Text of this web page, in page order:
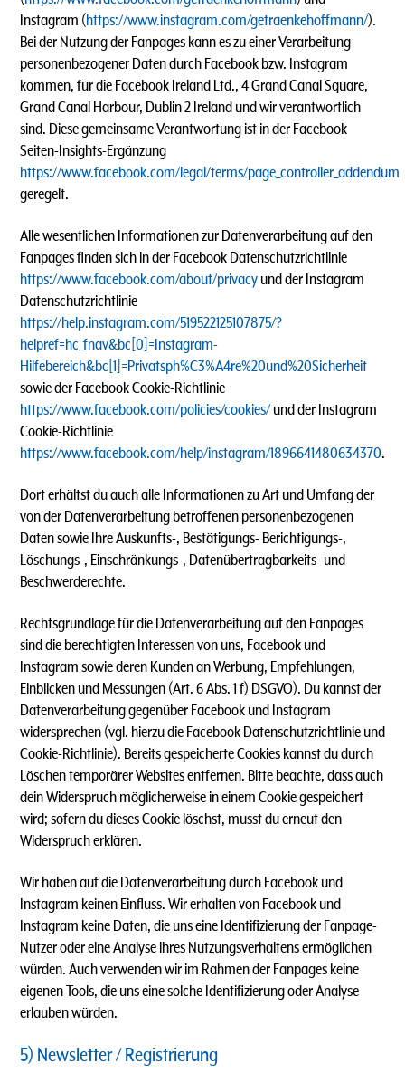
Instagram (https://www.instagram.com/getraenkehoffmann/).
Bei der Nutzung der Fanpages kann es zu einer Verarbeitung
personenbezogener Daten durch Facebook bzw. Instagram
kommen, für die Facebook Ireland Ltd., 4 Grand Canal Square,
Grand Canal Harbour, Dublin 2 Ireland und wir verantwortlich
sind. Diese gemeinsame Verantwortung ist in der Facebook
Seiten-Insights-Ergänzung
https://www.facebook.com/legal/terms/page_controller_addendum
geregelt.
Alle wesentlichen Informationen zur Datenverarbeitung auf den
Fanpages finden sich in der Facebook Datenschutzrichtlinie
https://www.facebook.com/about/privacy und der Instagram
Datenschutzrichtlinie
https://help.instagram.com/519522125107875/?
helpref=hc_fnav&bc[0]=Instagram-
Hilfebereich&bc[1]=Privatsph%C3%A4re%20und%20Sicherheit
sowie der Facebook Cookie-Richtlinie
https://www.facebook.com/policies/cookies/ und der Instagram
Cookie-Richtlinie
https://www.facebook.com/help/instagram/1896641480634370.
Dort erhältst du auch alle Informationen zu Art und Umfang der
von der Datenverarbeitung betroffenen personenbezogenen
Daten sowie Ihre Auskunfts-, Bestätigungs- Berichtigungs-,
Löschungs-, Einschränkungs-, Datenübertragbarkeits- und
Beschwerderechte.
Rechtsgrundlage für die Datenverarbeitung auf den Fanpages
sind die berechtigten Interessen von uns, Facebook und
Instagram sowie deren Kunden an Werbung, Empfehlungen,
Einblicken und Messungen (Art. 6 Abs. 1 f) DSGVO). Du kannst der
Datenverarbeitung gegenüber Facebook und Instagram
widersprechen (vgl. hierzu die Facebook Datenschutzrichtlinie und
Cookie-Richtlinie). Bereits gespeicherte Cookies kannst du durch
Löschen temporärer Websites entfernen. Bitte beachte, dass auch
dein Widerspruch möglicherweise in einem Cookie gespeichert
wird; sofern du dieses Cookie löschst, musst du erneut den
Widerspruch erklären.
Wir haben auf die Datenverarbeitung durch Facebook und
Instagram keinen Einfluss. Wir erhalten von Facebook und
Instagram keine Daten, die uns eine Identifizierung der Fanpage-
Nutzer oder eine Analyse ihres Nutzungsverhaltens ermöglichen
würden. Auch verwenden wir im Rahmen der Fanpages keine
eigenen Tools, die uns eine solche Identifizierung oder Analyse
erlauben würden.
5) Newsletter / Registrierung